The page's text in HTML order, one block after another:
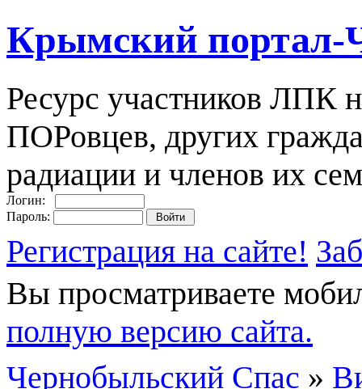
Крымский портал-
Ресурс участников ЛПК
ПОРовцев, других
радиации и членов их
Логин:
Пароль:
Регистрация на сайте!
Вы просматриваете
полную версию сайта.
Чернобыльский Спас »